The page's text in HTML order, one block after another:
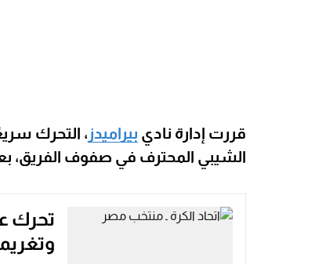
قررت إدارة نادي بيراميدز ، التحرك
الشيبي المحترف في صفوف
تحرك